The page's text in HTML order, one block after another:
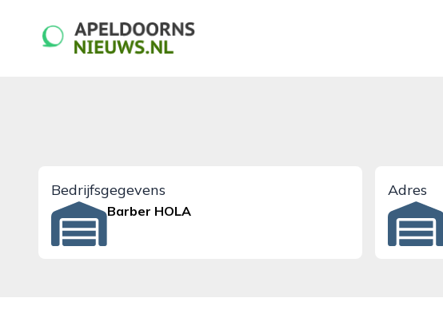
apeldoornsnieuws.nl
Bedrijfsgegevens
Barber HOLA
Adres